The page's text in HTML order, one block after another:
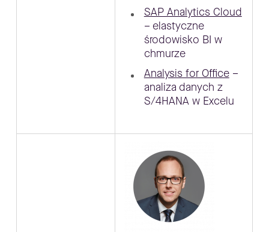
SAP Analytics Cloud
– elastyczne
środowisko BI w
chmurze
Analysis for Office–
analiza danych z
S/4HANA w Excelu